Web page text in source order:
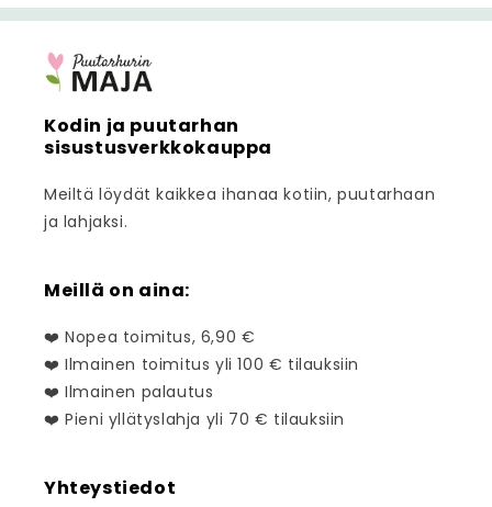
Kodin ja puutarhan
sisustusverkkokauppa
Meiltä löydät kaikkea ihanaa kotiin, puutarhaan
ja lahjaksi.
Meillä on aina:
❤️ Nopea toimitus, 6,90 €
❤️ Ilmainen toimitus yli 100 € tilauksiin
❤️ Ilmainen palautus
❤️ Pieni yllätyslahja yli 70 € tilauksiin
Yhteystiedot